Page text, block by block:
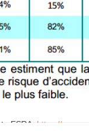
ESRA: https://